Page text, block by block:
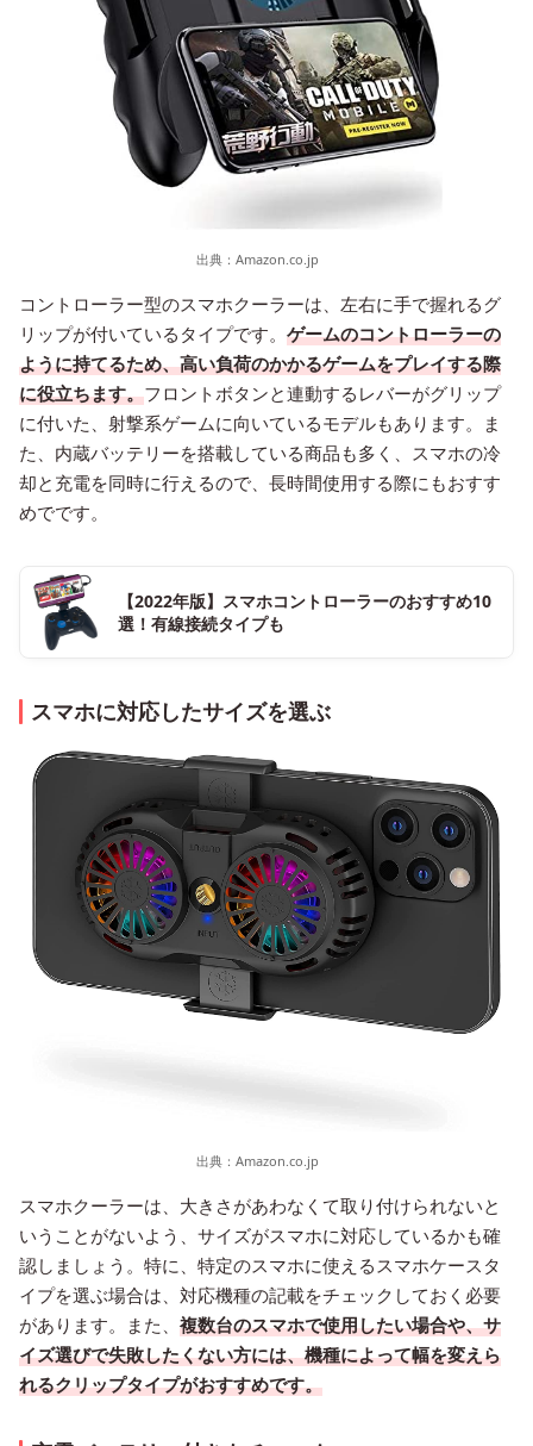
出典： Amazon.co.jp
コントローラー型のスマホクーラーは、左右に手で握れるグ
リップが付いているタイプです。 ゲームのコントローラーの
ように持てるため、高い負荷のかかるゲームをプレイする際
に役立ちます。フロントボタンと連動するレバーがグリップ
に付いた、射撃系ゲームに向いているモデルもあります。ま
た、内蔵バッテリーを搭載している商品も多く、スマホの冷
却と充電を同時に行えるので、長時間使用する際にもおすす
めでです。
【2022年版】スマホコントローラーのおすすめ10
選！有線接続タイプも
スマホに対応したサイズを選ぶ
出典： Amazon.co.jp
スマホクーラーは、大きさがあわなくて取り付けられないと
いうことがないよう、サイズがスマホに対応しているかも確
認しましょう。特に、特定のスマホに使えるスマホケースタ
イプを選ぶ場合は、対応機種の記載をチェックしておく必要
があります。また、 複数台のスマホで使用したい場合や、サ
イズ選びで失敗したくない方には、機種によって幅を変えら
れるクリップタイプがおすすめです。